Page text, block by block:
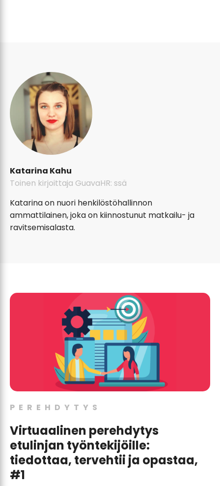
Katarina Kahu
Toinen kirjoittaja GuavaHR: ssä
Katarina on nuori henkilöstöhallinnon
ammattilainen, joka on kiinnostunut matkailu- ja
ravitsemisalasta.
PEREHDYTYS
Virtuaalinen perehdytys
etulinjan työntekijöille:
tiedottaa, tervehtii ja opastaa,
#1